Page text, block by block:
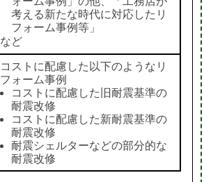
考える新たな時代に対応したリ
フォーム事例等」
など
コストに配慮した以下のようなリ
フォーム事例
コストに配慮した旧耐震基準の
耐震改修
コストに配慮した新耐震基準の
耐震改修
耐震シェルターなどの部分的な
耐震改修